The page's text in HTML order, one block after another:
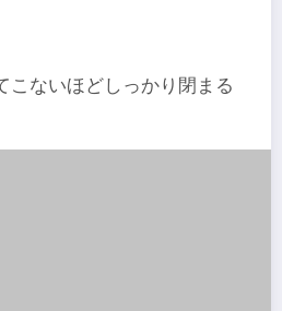
こないほどしっかり閉まる